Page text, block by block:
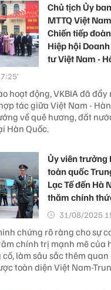
Chủ tịch Ủy
MTTQ Việt
Chiến tiếp
Hiệp hội
tư Việt Nam -
hoạt động, VKBIA đã
tác giữa Việt Nam -
về quê hương, đất
Hàn Quốc.
Ủy viên trưởng
toàn quốc
Lạc Tế đến Hà
thăm chính
31/08/2025
chứng rõ ràng cho sự
chính trị mạnh mẽ của
làm sâu sắc thêm
toàn diện Việt Nam-